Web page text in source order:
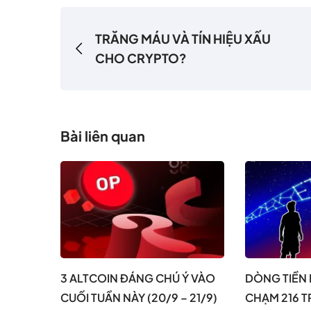
TRĂNG MÁU VÀ TÍN HIỆU XẤU
CHO CRYPTO?
Bài liên quan
3 ALTCOIN ĐÁNG CHÚ Ý VÀO
CUỐI TUẦN NÀY (20/9 – 21/9)
DÒNG TIỀN
CHẠM 216